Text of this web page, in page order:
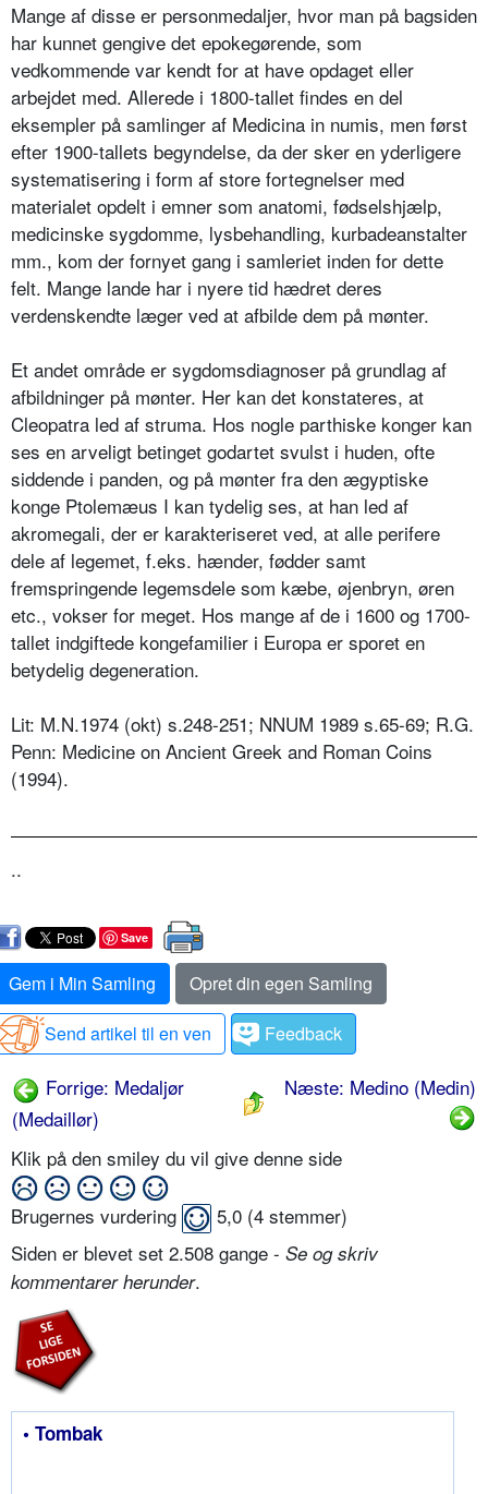
Mange af disse er personmedaljer, hvor man på bagsiden
har kunnet gengive det epokegørende, som
vedkommende var kendt for at have opdaget eller
arbejdet med. Allerede i 1800-tallet findes en del
eksempler på samlinger af Medicina in numis, men først
efter 1900-tallets begyndelse, da der sker en yderligere
systematisering i form af store fortegnelser med
materialet opdelt i emner som anatomi, fødselshjælp,
medicinske sygdomme, lysbehandling, kurbadeanstalter
mm., kom der fornyet gang i samleriet inden for dette
felt. Mange lande har i nyere tid hædret deres
verdenskendte læger ved at afbilde dem på mønter.
Et andet område er sygdomsdiagnoser på grundlag af
afbildninger på mønter. Her kan det konstateres, at
Cleopatra led af struma. Hos nogle parthiske konger kan
ses en arveligt betinget godartet svulst i huden, ofte
siddende i panden, og på mønter fra den ægyptiske
konge Ptolemæus I kan tydelig ses, at han led af
akromegali, der er karakteriseret ved, at alle perifere
dele af legemet, f.eks. hænder, fødder samt
fremspringende legemsdele som kæbe, øjenbryn, øren
etc., vokser for meget. Hos mange af de i 1600 og 1700-
tallet indgiftede kongefamilier i Europa er sporet en
betydelig degeneration.
Lit: M.N.1974 (okt) s.248-251; NNUM 1989 s.65-69; R.G.
Penn: Medicine on Ancient Greek and Roman Coins
(1994).
..
Save
Gem i Min Samling
Opret din egen Samling
Send artikel til en ven
Feedback
Forrige: Medaljør
(Medaillør)
Næste: Medino (Medin)
Klik på den smiley du vil give denne side
Brugernes vurdering 5,0 (4 stemmer)
Siden er blevet set 2.508 gange - Se og skriv
kommentarer herunder.
• Tombak